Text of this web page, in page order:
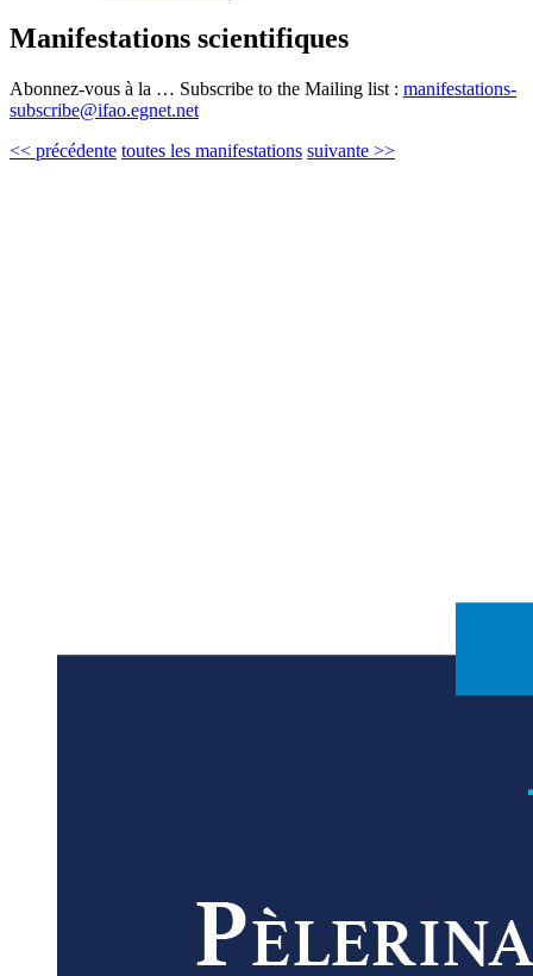
Manifestations scientifiques
Abonnez-vous à la … Subscribe to the Mailing list : manifestations-
subscribe@ifao.egnet.net
<< précédente toutes les manifestations suivante >>